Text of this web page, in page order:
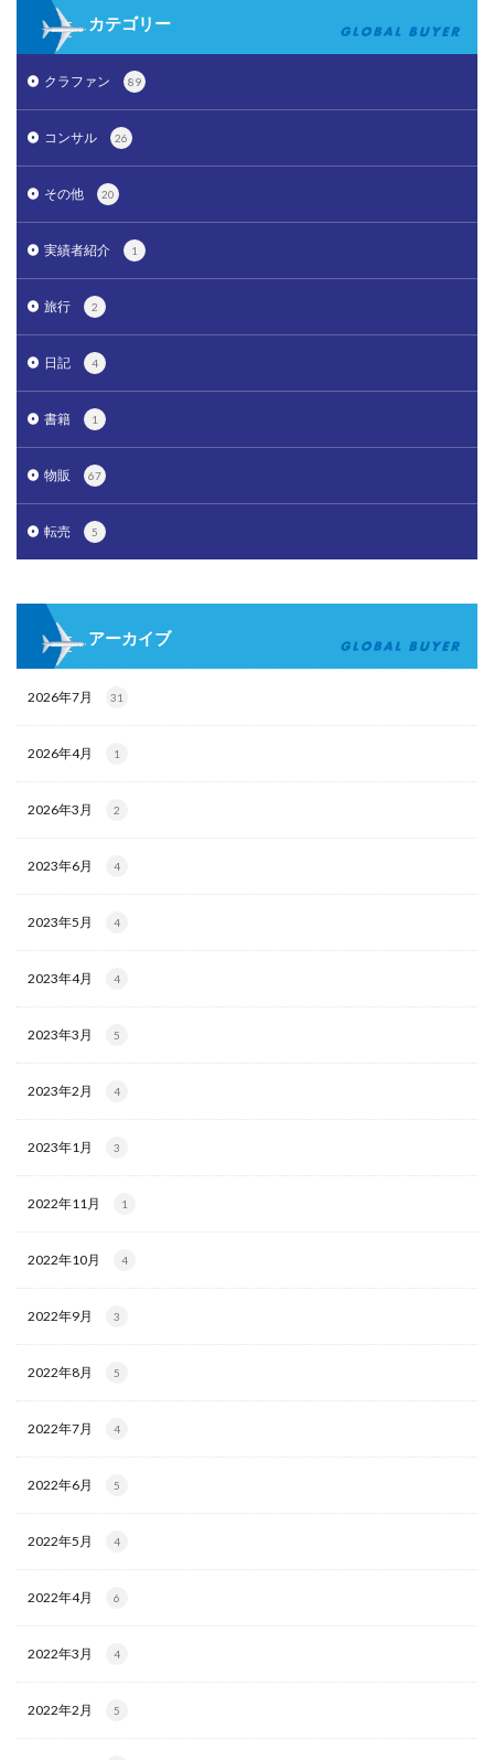
カテゴリー
クラファン 89
コンサル 26
その他 20
実績者紹介 1
旅行 2
日記 4
書籍 1
物販 67
転売 5
アーカイブ
2026年7月 31
2026年4月 1
2026年3月 2
2023年6月 4
2023年5月 4
2023年4月 4
2023年3月 5
2023年2月 4
2023年1月 3
2022年11月 1
2022年10月 4
2022年9月 3
2022年8月 5
2022年7月 4
2022年6月 5
2022年5月 4
2022年4月 6
2022年3月 4
2022年2月 5